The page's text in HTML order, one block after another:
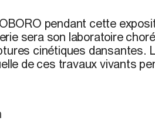
pendant cette
sera son laboratoire
cinétiques dansantes.
de ces travaux vivants